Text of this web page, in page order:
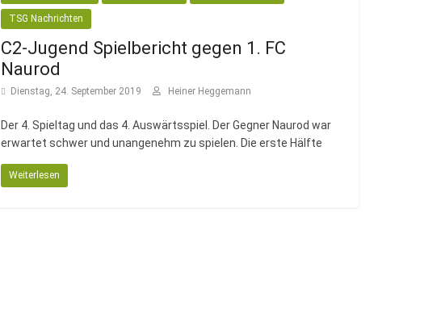
TSG Nachrichten
C2-Jugend Spielbericht gegen 1. FC
Naurod
Dienstag, 24. September 2019 Heiner Heggemann
Der 4. Spieltag und das 4. Auswärtsspiel. Der Gegner Naurod war
erwartet schwer und unangenehm zu spielen. Die erste Hälfte
Weiterlesen